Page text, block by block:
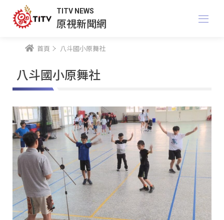
TITV NEWS
原視新聞網
首頁 八斗國小原舞社
八斗國小原舞社